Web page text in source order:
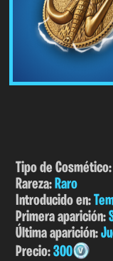
Tipo de
Rareza:Raro
Introducido en:
Primera aparición:
Última aparición:
Precio:300